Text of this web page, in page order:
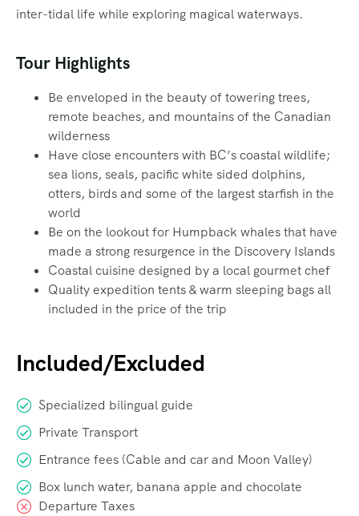
inter-tidal life while exploring magical waterways.‍
Tour Highlights
Be enveloped in the beauty of towering trees,
remote beaches, and mountains of the Canadian
wilderness
Have close encounters with BC’s coastal wildlife;
sea lions, seals, pacific white sided dolphins,
otters, birds and some of the largest starfish in the
world
Be on the lookout for Humpback whales that have
made a strong resurgence in the Discovery Islands
Coastal cuisine designed by a local gourmet chef
Quality expedition tents & warm sleeping bags all
included in the price of the trip
Included/Excluded
Specialized bilingual guide
Private Transport
Entrance fees (Cable and car and Moon Valley)
Box lunch water, banana apple and chocolate
Departure Taxes